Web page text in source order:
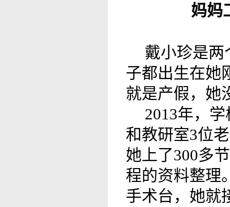
妈妈
戴小珍是两
子都出生在她
就是产假，她
2013年，
和教研室3位
她上了300多
程的资料整理
手术台，她就